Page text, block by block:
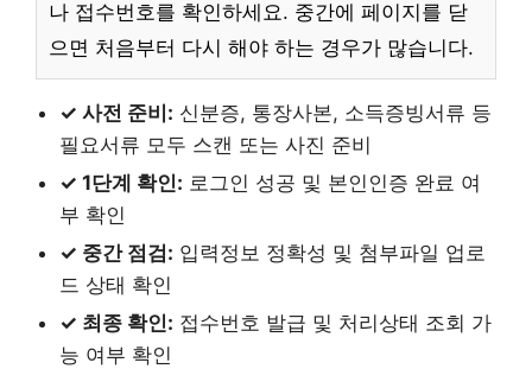
나 접수번호를 확인하세요. 중간에 페이지를 닫
으면 처음부터 다시 해야 하는 경우가 많습니다.
✓ 사전 준비: 신분증, 통장사본, 소득증빙서류 등
필요서류 모두 스캔 또는 사진 준비
✓ 1단계 확인: 로그인 성공 및 본인인증 완료 여
부 확인
✓ 중간 점검: 입력정보 정확성 및 첨부파일 업로
드 상태 확인
✓ 최종 확인: 접수번호 발급 및 처리상태 조회 가
능 여부 확인